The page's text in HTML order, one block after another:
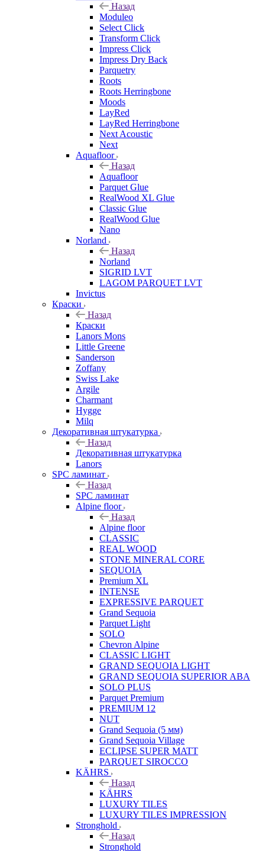
Назад
Moduleo
Select Click
Transform Click
Impress Click
Impress Dry Back
Parquetry
Roots
Roots Herringbone
Moods
LayRed
LayRed Herringbone
Next Acoustic
Next
Aquafloor
Назад
Aquafloor
Parquet Glue
RealWood XL Glue
Classic Glue
RealWood Glue
Nano
Norland
Назад
Norland
SIGRID LVT
LAGOM PARQUET LVT
Invictus
Краски
Назад
Краски
Lanors Mons
Little Greene
Sanderson
Zoffany
Swiss Lake
Argile
Charmant
Hygge
Milq
Декоративная штукатурка
Назад
Декоративная штукатурка
Lanors
SPC ламинат
Назад
SPC ламинат
Alpine floor
Назад
Alpine floor
CLASSIC
REAL WOOD
STONE MINERAL CORE
SEQUOIA
Premium XL
INTENSE
EXPRESSIVE PARQUET
Grand Sequoia
Parquet Light
SOLO
Chevron Alpine
CLASSIC LIGHT
GRAND SEQUOIA LIGHT
GRAND SEQUOIA SUPERIOR ABA
SOLO PLUS
Parquet Premium
PREMIUM 12
NUT
Grand Sequoia (5 мм)
Grand Sequoia Village
ECLIPSE SUPER MATT
PARQUET SIROCCO
KÄHRS
Назад
KÄHRS
LUXURY TILES
LUXURY TILES IMPRESSION
Stronghold
Назад
Stronghold